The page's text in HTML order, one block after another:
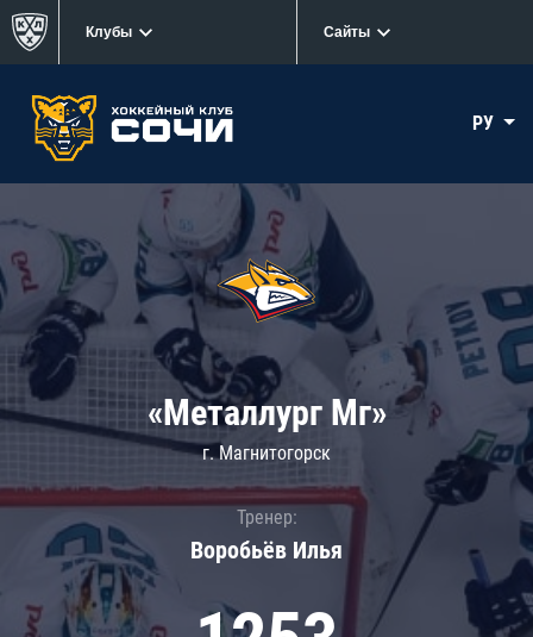
Клубы Сайты
РУ
«Металлург Мг»
г. Магнитогорск
Тренер:
Воробьёв Илья